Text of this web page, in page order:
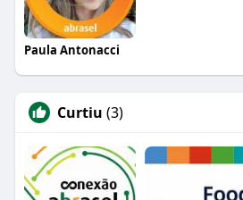
Paula Antonacci
Curtiu (3)